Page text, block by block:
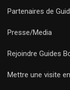
Partenaires de
Presse/Media
Rejoindre Guides
Mettre une visite